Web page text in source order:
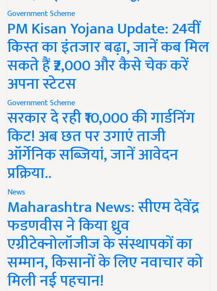
Government Scheme
PM Kisan Yojana Update: 24वीं
किस्त का इंतजार बढ़ा, जानें कब मिल
सकते हैं ₹2,000 और कैसे चेक करें
अपना स्टेटस
Government Scheme
सरकार दे रही ₹10,000 की गार्डनिंग
किट! अब छत पर उगाएं ताजी
ऑर्गेनिक सब्जियां, जानें आवेदन
प्रक्रिया..
News
Maharashtra News: सीएम देवेंद्र
फडणवीस ने किया ध्रुव
एग्रीटेक्नोलॉजीज के संस्थापकों का
सम्मान, किसानों के लिए नवाचार को
मिली नई पहचान!